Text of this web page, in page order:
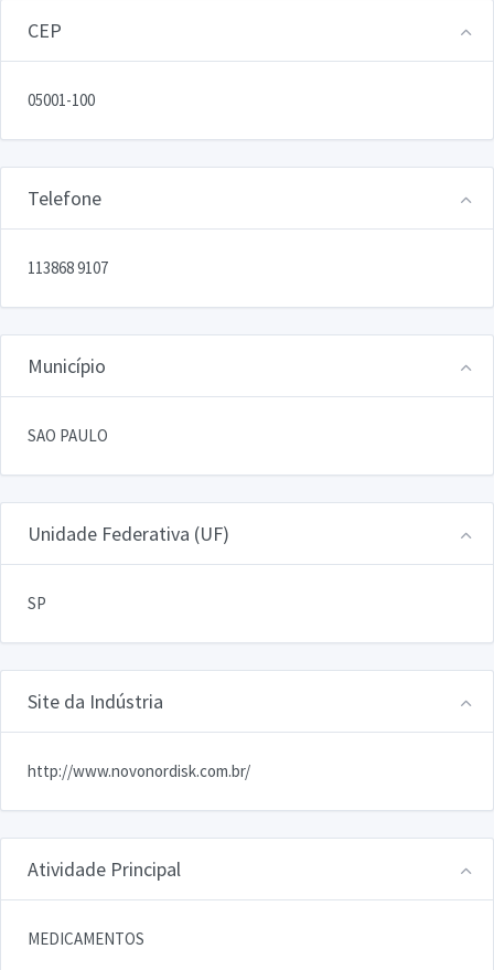
CEP
05001-100
Telefone
113868 9107
Município
SAO PAULO
Unidade Federativa (UF)
SP
Site da Indústria
http://www.novonordisk.com.br/
Atividade Principal
MEDICAMENTOS